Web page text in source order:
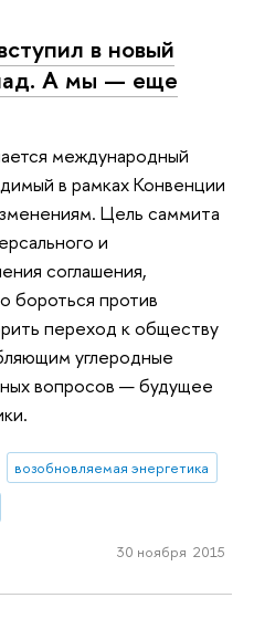
в новый
А мы — еще
международный
в рамках Конвенции
Цель саммита
и
соглашения,
бороться против
переход к обществу
углеродные
вопросов — будущее
возобновляемая энергетика
30 ноября 2015